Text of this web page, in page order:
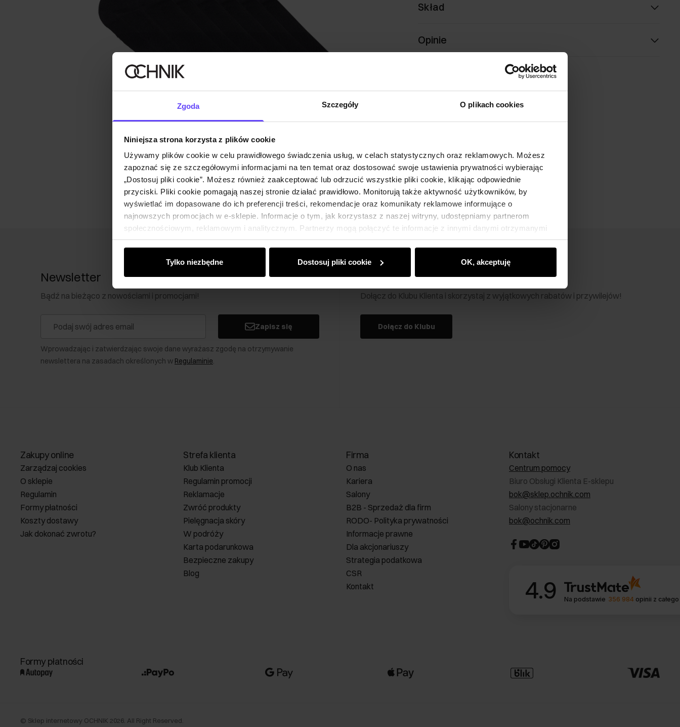
Zgoda Szczegóły O plikach cookies
Niniejsza strona korzysta z plików cookie
Używamy plików cookie w celu prawidłowego świadczenia usług, w celach statystycznych oraz reklamowych. Możesz
zapoznać się ze szczegółowymi informacjami na ten temat oraz dostosować swoje ustawienia prywatności wybierając
„Dostosuj pliki cookie”. Możesz również zaakceptować lub odrzucić wszystkie pliki cookie, klikając odpowiednie
przyciski. Pliki cookie pomagają naszej stronie działać prawidłowo. Monitorują także aktywność użytkowników, by
wyświetlać im dopasowane do ich preferencji treści, rekomendacje oraz komunikaty reklamowe informujące o
najnowszych promocjach w e-sklepie. Informacje o tym, jak korzystasz z naszej witryny, udostępniamy partnerom
społecznościowym, reklamowym i analitycznym. Partnerzy mogą połączyć te informacje z innymi danymi otrzymanymi
od Ciebie lub uzyskanymi podczas korzystania z ich usług.
Tylko niezbędne Dostosuj pliki cookie OK, akceptuję
Skład
Opinie
Newsletter
Bądź na bieżąco z nowościami i promocjami!
Zapisz się
Wprowadzając i zatwierdzając swoje dane wyrażasz zgodę na otrzymywanie
newslettera na zasadach określonych w Regulaminie.
Klub Klienta Ochnik
Dołącz do Klubu Klienta i skorzystaj z wyjątkowych rabatów i przywilejów!
Dołącz do Klubu
Zakupy online
Zarządzaj cookies
O sklepie
Regulamin
Formy płatności
Koszty dostawy
Jak dokonać zwrotu?
Strefa klienta
Klub Klienta
Regulamin promocji
Reklamacje
Zwróć produkty
Pielęgnacja skóry
W podróży
Karta podarunkowa
Bezpieczne zakupy
Blog
Firma
O nas
Kariera
Salony
B2B - Sprzedaż dla firm
RODO- Polityka prywatności
Informacje prawne
Dla akcjonariuszy
Strategia podatkowa
CSR
Kontakt
Kontakt
Centrum pomocy
Biuro Obsługi Klienta E-sklepu
bok@sklep.ochnik.com
Salony stacjonarne
bok@ochnik.com
4.9 Na podstawie 356 984 opinii z
Formy płatności
© Sklep internetowy OCHNIK 2026 . All Right Reserved.